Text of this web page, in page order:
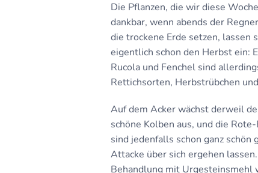
Die Pflanzen, die wir diese
dankbar, wenn abends der
die trockene Erde setzen, lassen
eigentlich schon den Herbst ein:
Rucola und Fenchel sind
Rettichsorten, Herbstrübchen
Auf dem Acker wächst derweil
schöne Kolben aus, und die
sind jedenfalls schon ganz
Attacke über sich ergehen
Behandlung mit Urgesteinsmehl